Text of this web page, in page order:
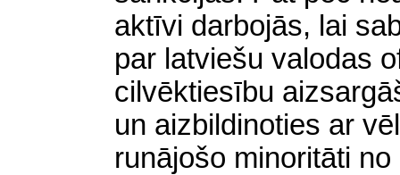
aktīvi darbojās, lai
par latviešu valodas
cilvēktiesību
un aizbildinoties ar
runājošo minoritāti